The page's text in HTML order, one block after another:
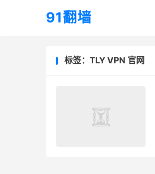
91翻墙
标签：TLY VPN 官网